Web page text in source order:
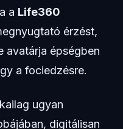
a Life360
érzést,
avatárja épségben
a fociedzésre.
ugyan
digitálisan